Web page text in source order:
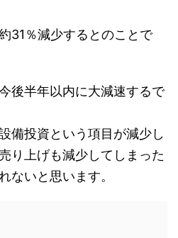
31％減少するとのことで
後半年以内に大減速するで
備投資という項目が減少し
り上げも減少してしまった
ないと思います。